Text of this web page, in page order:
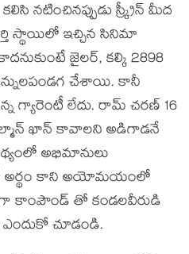
కలిసి నటించినప్పుడు స్క్రీన్ మీద
స్థాయిలో ఇచ్చిన సినిమా
జైలర్, కల్కి 2898
చేశాయి. కానీ
గ్యారెంటీ లేదు. రామ్ చరణ్ 16
సల్మాన్ ఖాన్ కావాలని అడిగాడనే
అభిమానులు
అర్థం కాని అయోమయంలో
కాంపౌండ్ తో కండలవీరుడి
చూడండి.